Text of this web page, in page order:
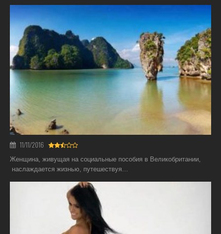
11/11/2016
Женщина, живущая на социальные пособия в Великобритании,
наслаждается жизнью, путешествуя…